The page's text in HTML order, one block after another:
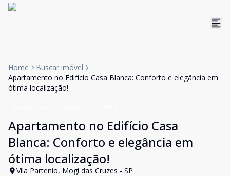
Home
Buscar imóvel
Apartamento no Edifício Casa Blanca: Conforto e elegância em
ótima localização!
Apartamento no Edifício Casa
Blanca: Conforto e elegância em
ótima localização!
Vila Partenio, Mogi das Cruzes - SP